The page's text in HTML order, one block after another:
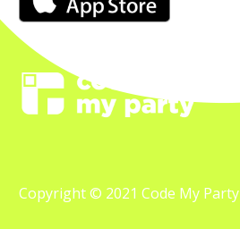
Copyright © 2021 Code My Party